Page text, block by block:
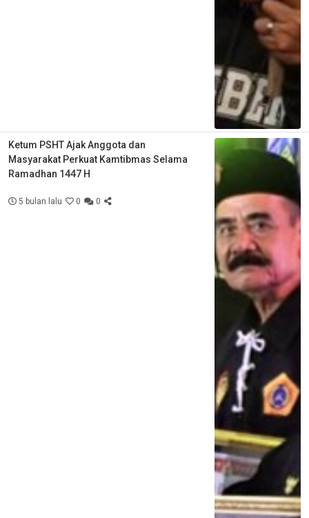
Ketum PSHT Ajak Anggota dan
Masyarakat Perkuat Kamtibmas Selama
Ramadhan 1447 H
5 bulan lalu 0 0